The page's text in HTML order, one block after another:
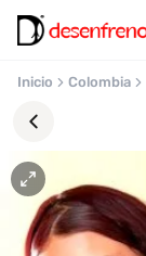
Inicio Colombia